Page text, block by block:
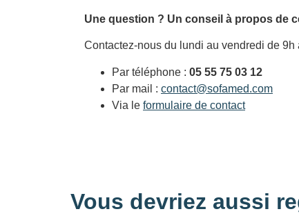
Une question ? Un conseil à propos de
Contactez-nous du lundi au vendredi de 9h
Par téléphone : 05 55 75 03 12
Par mail : contact@sofamed.com
Via le formulaire de contact
Vous devriez aussi